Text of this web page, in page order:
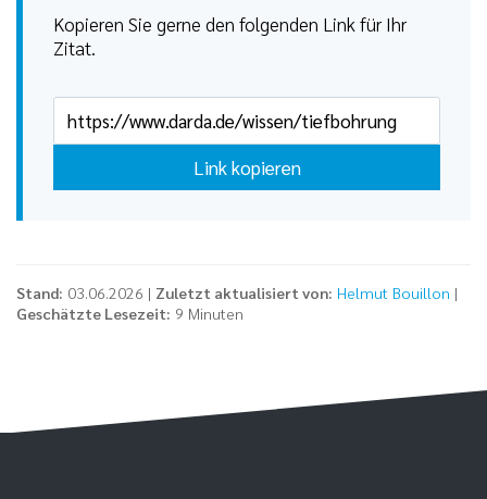
Kopieren Sie gerne den folgenden Link für Ihr
Zitat.
Link kopieren
Stand: 03.06.2026 | Zuletzt aktualisiert von: Helmut Bouillon |
Geschätzte Lesezeit: 9 Minuten